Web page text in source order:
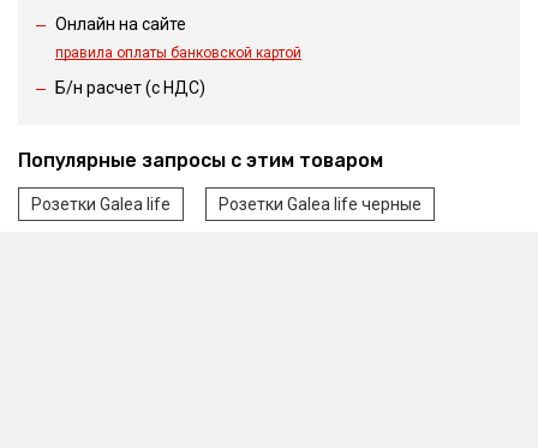
Онлайн на сайте
правила оплаты банковской картой
Б/н расчет (c НДС)
Популярные запросы с этим товаром
Розетки Galea life Розетки Galea life черные